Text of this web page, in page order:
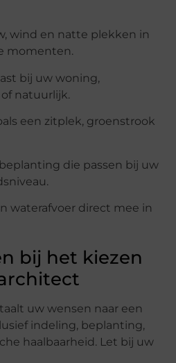
wind en natte plekken in
momenten.
bij uw woning,
natuurlijk.
een zitplek, groenstrook
die passen bij uw
waterafvoer direct mee in
bij het kiezen
uw wensen naar een
indeling, beplanting,
haalbaarheid. Let bij uw